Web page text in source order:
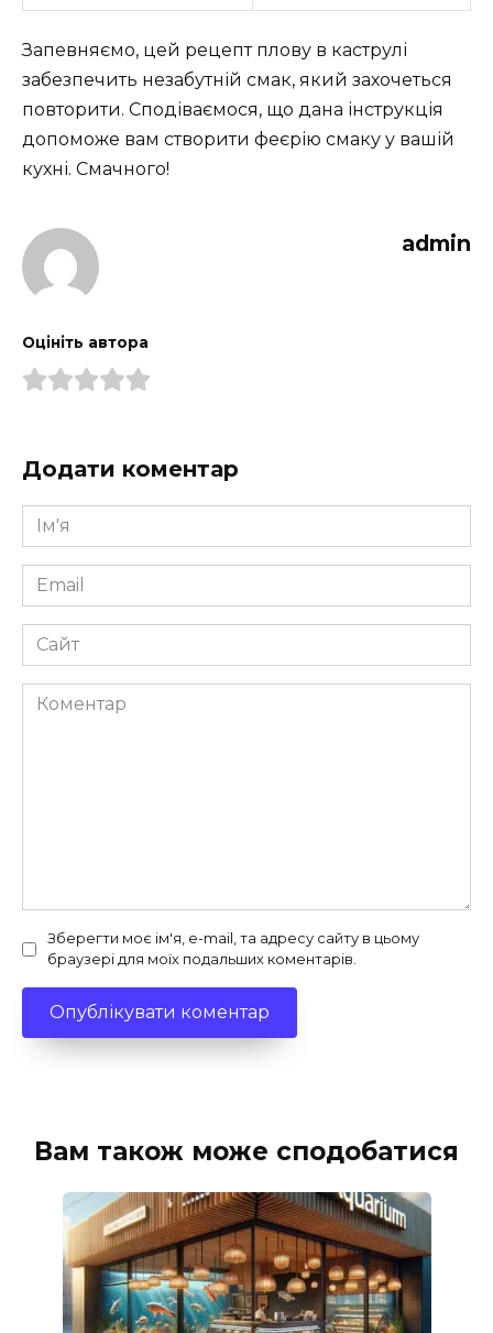
Запевняємо, цей рецепт плову в каструлі
забезпечить незабутній смак, який захочеться
повторити. Сподіваємося, що дана інструкція
допоможе вам створити феєрію смаку у вашій
кухні. Смачного!
admin
Оцініть автора
Додати коментар
Ім'я
*
Email
*
Сайт
Коментар
Зберегти моє ім'я, e-mail, та адресу сайту в цьому
браузері для моїх подальших коментарів.
Вам також може сподобатися